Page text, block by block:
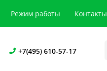
Режим работы Контакты
+7(495) 610-57-17